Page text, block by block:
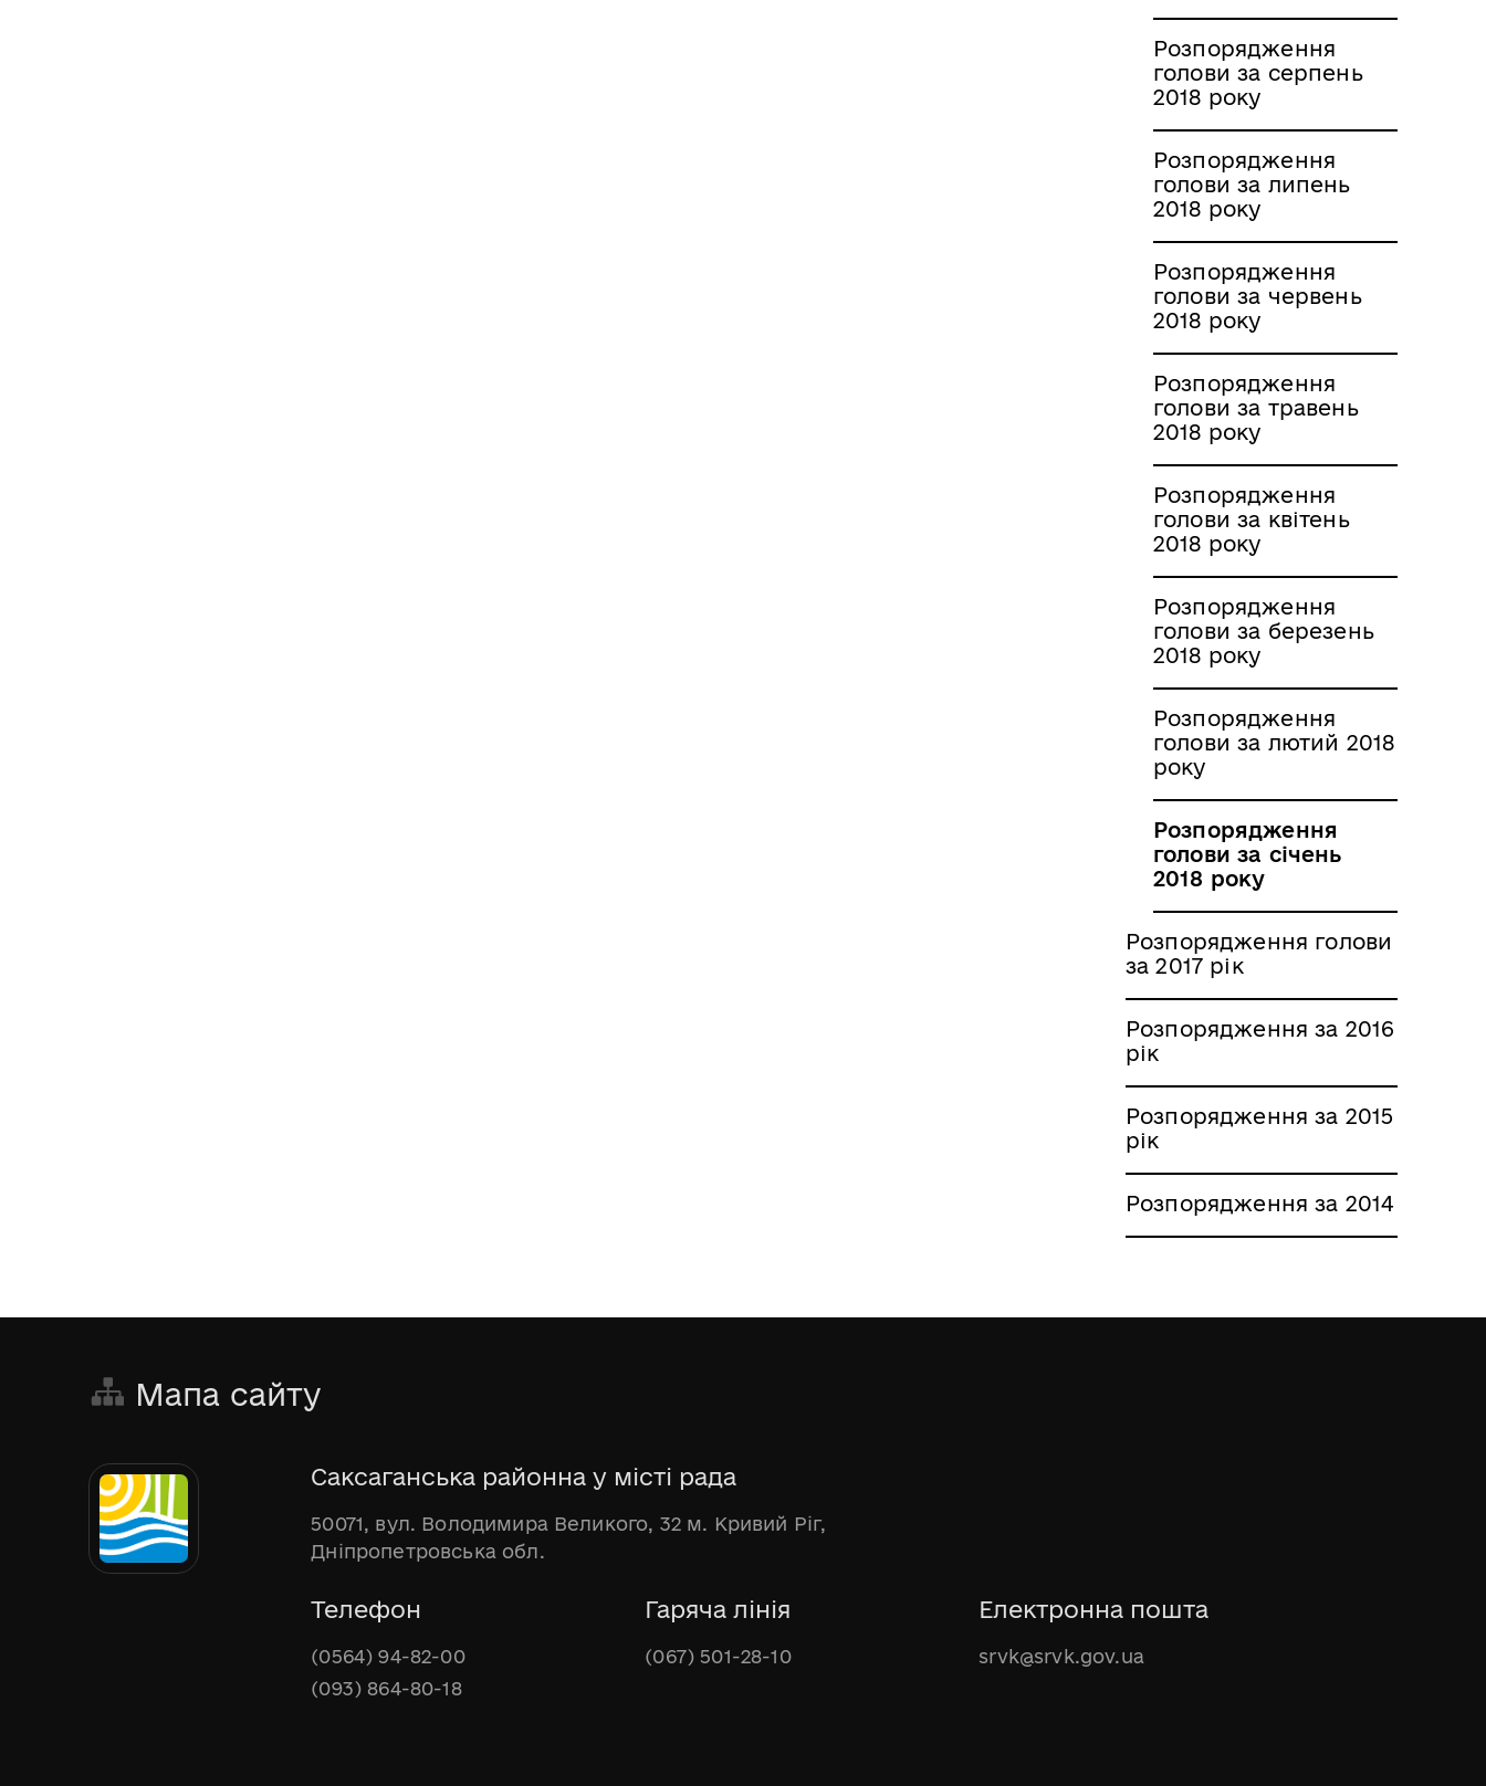
Розпорядження
голови за серпень
2018 року
Розпорядження
голови за липень
2018 року
Розпорядження
голови за червень
2018 року
Розпорядження
голови за травень
2018 року
Розпорядження
голови за квітень
2018 року
Розпорядження
голови за березень
2018 року
Розпорядження
голови за лютий 2018
року
Розпорядження
голови за січень
2018 року
Розпорядження голови
за 2017 рік
Розпорядження за 2016
рік
Розпорядження за 2015
рік
Розпорядження за 2014
Мапа сайту
Саксаганська районна у місті рада
50071, вул. Володимира Великого, 32 м. Кривий Ріг,
Дніпропетровська обл.
Телефон
(0564) 94-82-00
(093) 864-80-18
Гаряча лінія
(067) 501-28-10
Електронна пошта
srvk@srvk.gov.ua